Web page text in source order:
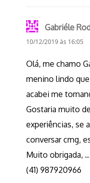
Gabriéle
10/12/2019 às 16:05
Olá, me chamo
menino lindo
acabei me
Gostaria muito
experiências, se
conversar cmg,
Muito obrigada, ..
(41) 987920966